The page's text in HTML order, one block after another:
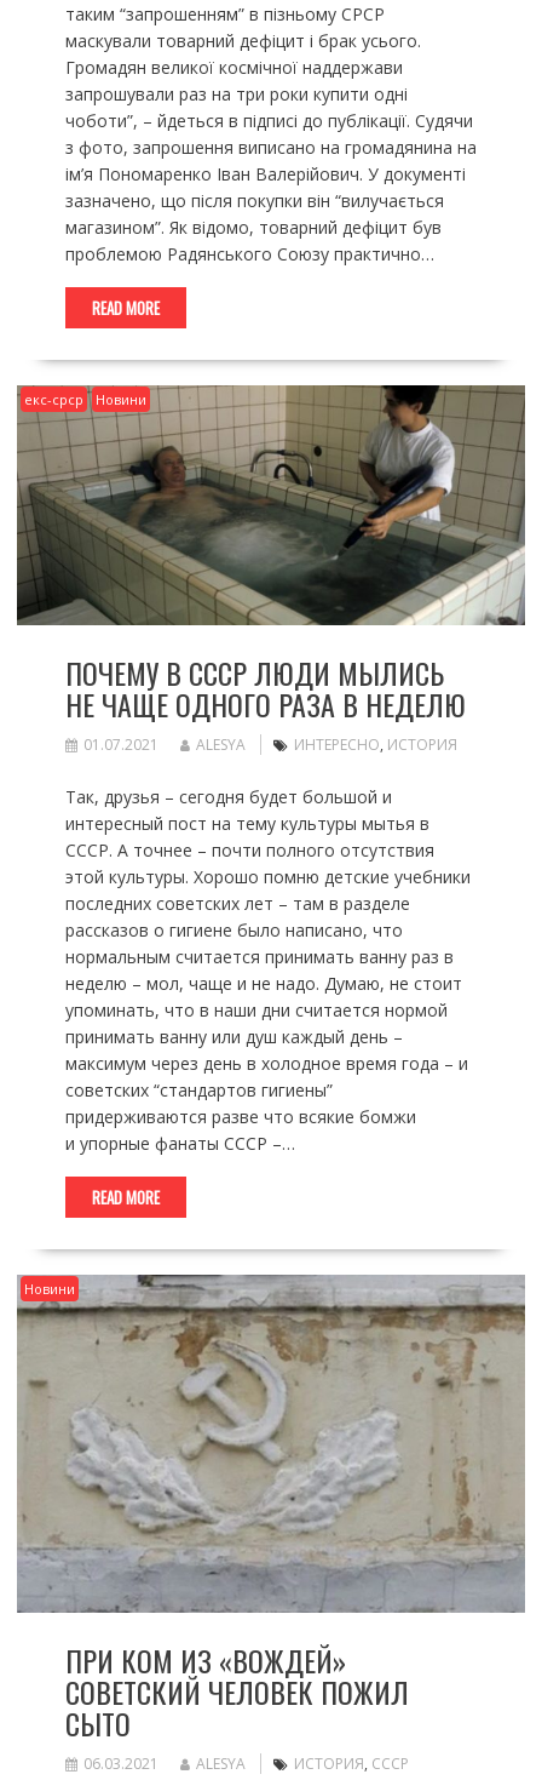
таким “запрошенням” в пізньому СРСР
маскували товарний дефіцит і брак усього.
Громадян великої космічної наддержави
запрошували раз на три роки купити одні
чоботи”, – йдеться в підписі до публікації. Судячи
з фото, запрошення виписано на громадянина на
ім’я Пономаренко Іван Валерійович. У документі
зазначено, що після покупки він “вилучається
магазином”. Як відомо, товарний дефіцит був
проблемою Радянського Союзу практично…
READ MORE
екс-срср Новини
ПОЧЕМУ В СССР ЛЮДИ МЫЛИСЬ
НЕ ЧАЩЕ ОДНОГО РАЗА В НЕДЕЛЮ
01.07.2021 ALESYA ИНТЕРЕСНО, ИСТОРИЯ
Так, друзья – сегодня будет большой и
интересный пост на тему культуры мытья в
СССР. А точнее – почти полного отсутствия
этой культуры. Хорошо помню детские учебники
последних советских лет – там в разделе
рассказов о гигиене было написано, что
нормальным считается принимать ванну раз в
неделю – мол, чаще и не надо. Думаю, не стоит
упоминать, что в наши дни считается нормой
принимать ванну или душ каждый день –
максимум через день в холодное время года – и
советских “стандартов гигиены”
придерживаются разве что всякие бомжи
и упорные фанаты СССР –…
READ MORE
Новини
ПРИ КОМ ИЗ «ВОЖДЕЙ»
СОВЕТСКИЙ ЧЕЛОВЕК ПОЖИЛ
СЫТО
06.03.2021 ALESYA ИСТОРИЯ, СССР